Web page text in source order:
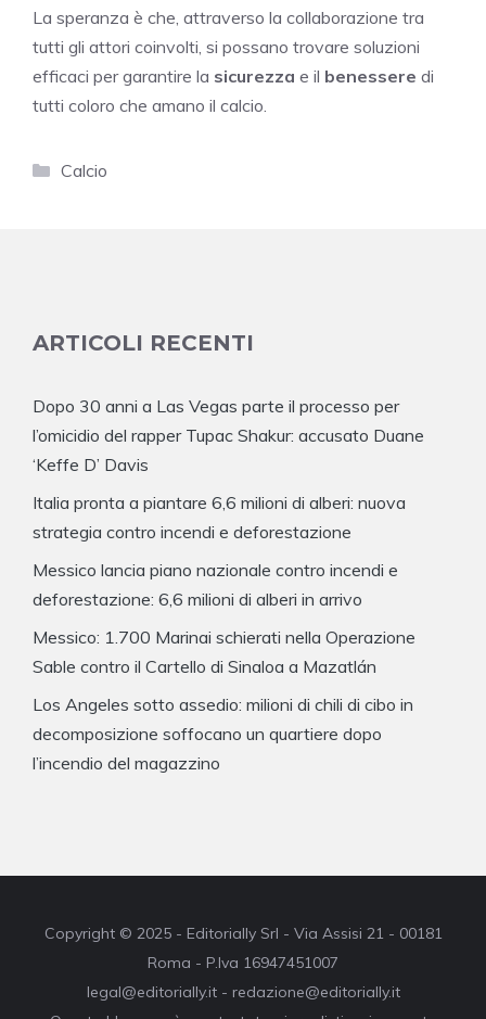
La speranza è che, attraverso la collaborazione tra
tutti gli attori coinvolti, si possano trovare soluzioni
efficaci per garantire la sicurezza e il benessere di
tutti coloro che amano il calcio.
Categorie
Calcio
ARTICOLI RECENTI
Dopo 30 anni a Las Vegas parte il processo per
l’omicidio del rapper Tupac Shakur: accusato Duane
‘Keffe D’ Davis
Italia pronta a piantare 6,6 milioni di alberi: nuova
strategia contro incendi e deforestazione
Messico lancia piano nazionale contro incendi e
deforestazione: 6,6 milioni di alberi in arrivo
Messico: 1.700 Marinai schierati nella Operazione
Sable contro il Cartello di Sinaloa a Mazatlán
Los Angeles sotto assedio: milioni di chili di cibo in
decomposizione soffocano un quartiere dopo
l’incendio del magazzino
Copyright © 2025 - Editorially Srl - Via Assisi 21 - 00181
Roma - P.Iva 16947451007
legal@editorially.it - redazione@editorially.it